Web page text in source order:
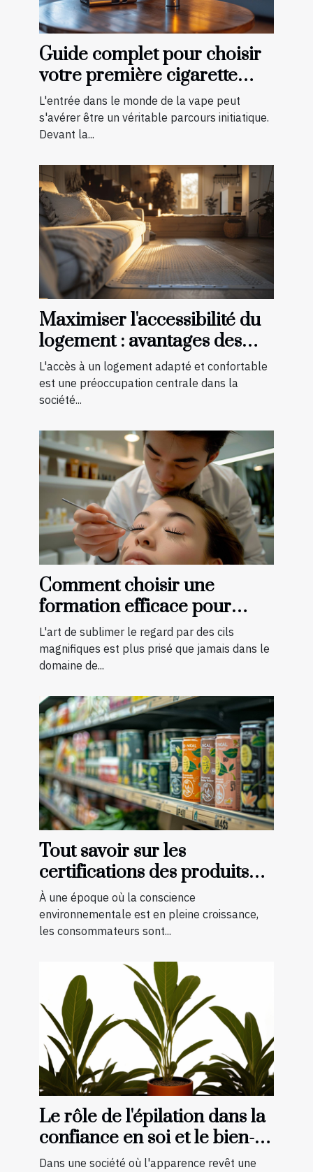
Guide complet pour choisir
votre première cigarette
électronique
L'entrée dans le monde de la vape peut
s'avérer être un véritable parcours initiatique.
Devant la...
Maximiser l'accessibilité du
logement : avantages des
aménagements préventifs
L'accès à un logement adapté et confortable
est une préoccupation centrale dans la
société...
Comment choisir une
formation efficace pour
devenir technicienne de cils
certifiée
L'art de sublimer le regard par des cils
magnifiques est plus prisé que jamais dans le
domaine de...
Tout savoir sur les
certifications des produits
bio et naturels
À une époque où la conscience
environnementale est en pleine croissance,
les consommateurs sont...
Le rôle de l'épilation dans la
confiance en soi et le bien-
être général
Dans une société où l'apparence revêt une